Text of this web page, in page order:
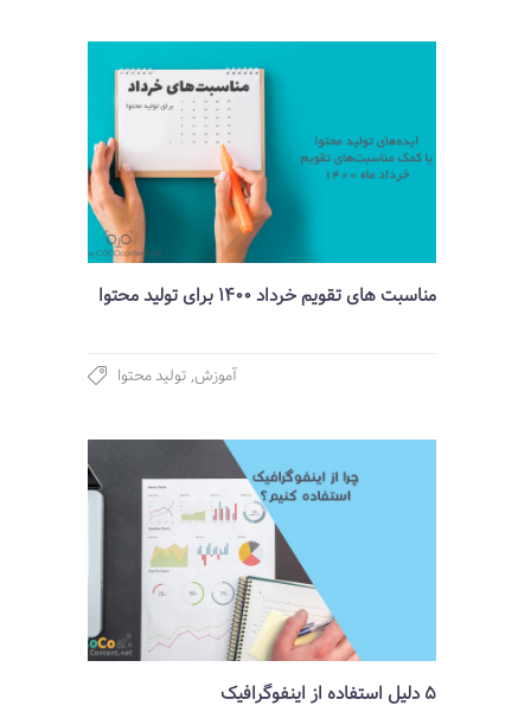
مناسبت های تقویم خرداد 1400 برای تولید محتوا
آموزش, تولید محتوا
5 دلیل استفاده از اینفوگرافیک